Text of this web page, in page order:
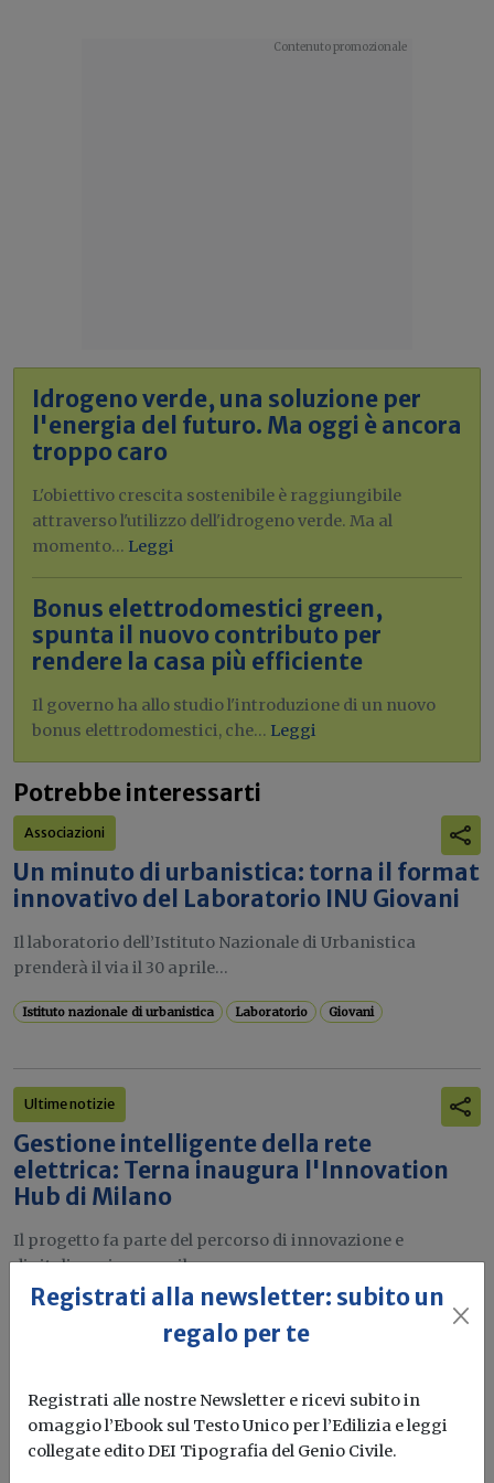
Idrogeno verde, una soluzione per
l'energia del futuro. Ma oggi è ancora
troppo caro
L'obiettivo crescita sostenibile è raggiungibile
attraverso l'utilizzo dell'idrogeno verde. Ma al
momento... Leggi
Bonus elettrodomestici green,
spunta il nuovo contributo per
rendere la casa più efficiente
Il governo ha allo studio l'introduzione di un nuovo
bonus elettrodomestici, che... Leggi
Potrebbe interessarti
Associazioni
Un minuto di urbanistica: torna il format
innovativo del Laboratorio INU Giovani
Il laboratorio dell’Istituto Nazionale di Urbanistica
prenderà il via il 30 aprile...
Istituto nazionale di urbanistica Laboratorio Giovani
Ultime notizie
Gestione intelligente della rete
elettrica: Terna inaugura l'Innovation
Hub di Milano
Il progetto fa parte del percorso di innovazione e
digitalizzazione per il...
Terna Rete elettrica Smart grid Laboratorio
Tecnologie innovative
Pompe di calore: Eurac Research apre un
nuovo laboratorio per test e
Registrati alla newsletter: subito un
regalo per te
Registrati alle nostre Newsletter e ricevi subito in
omaggio l’Ebook sul Testo Unico per l’Edilizia e leggi
collegate edito DEI Tipografia del Genio Civile.